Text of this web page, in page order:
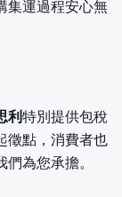
集運過程安心無
利特別提供包稅
徵點，消費者也
為您承擔。